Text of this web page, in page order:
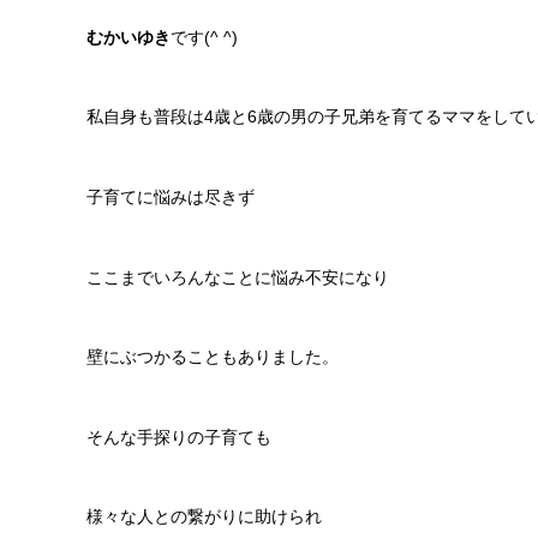
むかいゆきです(^ ^)
私自身も普段は4歳と6歳の男の子兄弟を育てるママをして
子育てに悩みは尽きず
ここまでいろんなことに悩み不安になり
壁にぶつかることもありました。
そんな手探りの子育ても
様々な人との繋がりに助けられ